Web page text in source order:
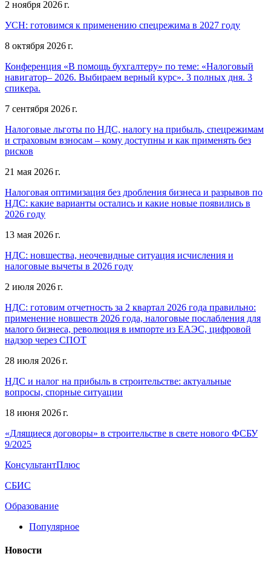
2 ноября 2026 г.
УСН: готовимся к применению спецрежима в 2027 году
8 октября 2026 г.
Конференция «В помощь бухгалтеру» по теме: «Налоговый
навигатор– 2026. Выбираем верный курс». 3 полных дня. 3
спикера.
7 сентября 2026 г.
Налоговые льготы по НДС, налогу на прибыль, спецрежимам
и страховым взносам – кому доступны и как применять без
рисков
21 мая 2026 г.
Налоговая оптимизация без дробления бизнеса и разрывов по
НДС: какие варианты остались и какие новые появились в
2026 году
13 мая 2026 г.
НДС: новшества, неочевидные ситуация исчисления и
налоговые вычеты в 2026 году
2 июля 2026 г.
НДС: готовим отчетность за 2 квартал 2026 года правильно:
применение новшеств 2026 года, налоговые послабления для
малого бизнеса, революция в импорте из ЕАЭС, цифровой
надзор через СПОТ
28 июля 2026 г.
НДС и налог на прибыль в строительстве: актуальные
вопросы, спорные ситуации
18 июня 2026 г.
«Длящиеся договоры» в строительстве в свете нового ФСБУ
9/2025
КонсультантПлюс
СБИС
Образование
Популярное
Новости